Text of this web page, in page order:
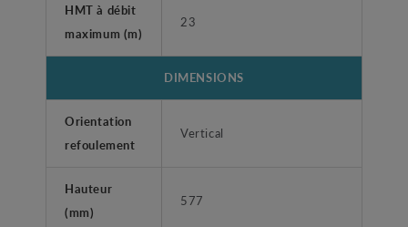
HMT à débit
maximum (m)
23
DIMENSIONS
Orientation
refoulement
Vertical
Hauteur
(mm)
577